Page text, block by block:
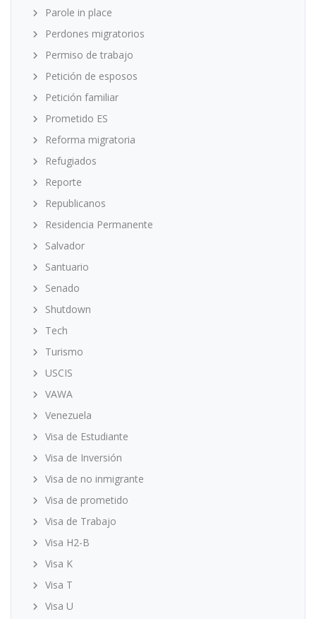
Parole in place
Perdones migratorios
Permiso de trabajo
Petición de esposos
Petición familiar
Prometido ES
Reforma migratoria
Refugiados
Reporte
Republicanos
Residencia Permanente
Salvador
Santuario
Senado
Shutdown
Tech
Turismo
USCIS
VAWA
Venezuela
Visa de Estudiante
Visa de Inversión
Visa de no inmigrante
Visa de prometido
Visa de Trabajo
Visa H2-B
Visa K
Visa T
Visa U